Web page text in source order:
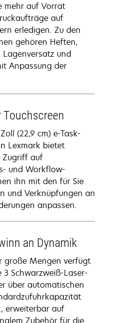
mehr auf Vorrat
auf
erledigen. Zu den
gehören Heften,
und
Anpassung der
(22,9 cm) e-Task-
Lexmark bietet
Zugriff auf
und Workflow-
ihn mit den für Sie
und Verknüpfungen an
anpassen.
an Dynamik
große Mengen verfügt
Schwarzweiß-Laser-
über automatischen
erweiterbar auf
Zubehör für die